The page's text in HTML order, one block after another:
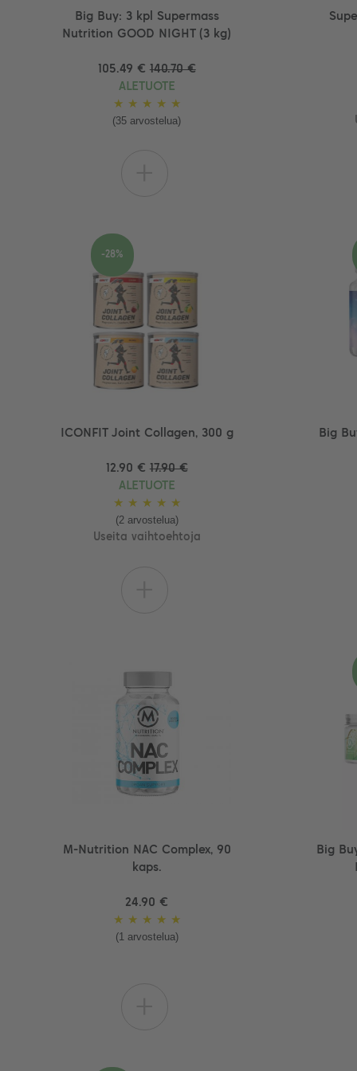
Big Buy: 3 kpl Supermass
Nutrition GOOD NIGHT (3 kg)
105.49 € 140.70 €
ALETUOTE
★ ★ ★ ★ ★
(35 arvostelua)
ICONFIT Joint Collagen, 300 g
12.90 € 17.90 €
ALETUOTE
★ ★ ★ ★ ★
(2 arvostelua)
Useita vaihtoehtoja
-28%
Big
M-Nutrition NAC Complex, 90
kaps.
24.90 €
★ ★ ★ ★ ★
(1 arvostelua)
Big